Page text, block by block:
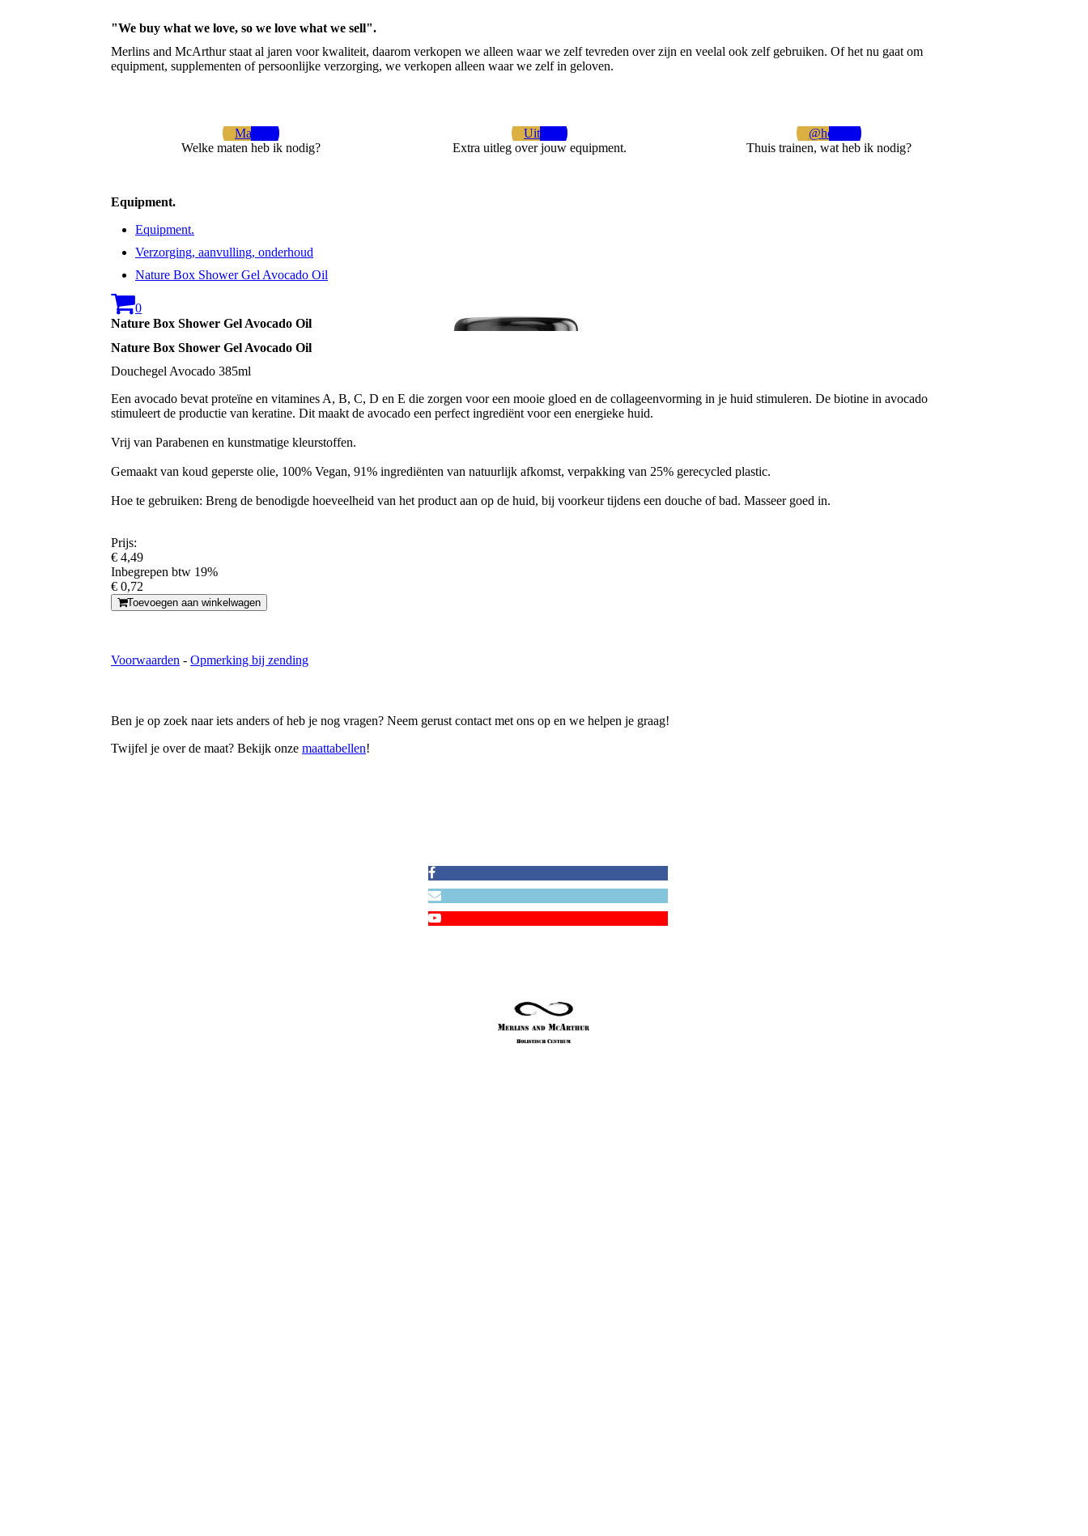
"We buy what we love, so we love what we sell".
Merlins and McArthur staat al jaren voor kwaliteit, daarom verkopen we alleen waar we zelf tevreden over zijn en veelal ook zelf gebruiken. Of het nu gaat om
equipment, supplementen of persoonlijke verzorging, we verkopen alleen waar we zelf in geloven.
Maten
Welke maten heb ik nodig?
Uitleg
Extra uitleg over jouw equipment.
@home
Thuis trainen, wat heb ik nodig?
Equipment.
Equipment.
Verzorging, aanvulling, onderhoud
Nature Box Shower Gel Avocado Oil
0
Nature Box Shower Gel Avocado Oil
Nature Box Shower Gel Avocado Oil
Douchegel Avocado 385ml
Een avocado bevat proteïne en vitamines A, B, C, D en E die zorgen voor een mooie gloed en de collageenvorming in je huid stimuleren. De biotine in avocado
stimuleert de productie van keratine. Dit maakt de avocado een perfect ingrediënt voor een energieke huid.
Vrij van Parabenen en kunstmatige kleurstoffen.
Gemaakt van koud geperste olie, 100% Vegan, 91% ingrediënten van natuurlijk afkomst, verpakking van 25% gerecycled plastic.
Hoe te gebruiken: Breng de benodigde hoeveelheid van het product aan op de huid, bij voorkeur tijdens een douche of bad. Masseer goed in.
Prijs:
€ 4,49
Inbegrepen btw 19%
€ 0,72
Toevoegen aan winkelwagen
Voorwaarden - Opmerking bij zending
Ben je op zoek naar iets anders of heb je nog vragen? Neem gerust contact met ons op en we helpen je graag!
Twijfel je over de maat? Bekijk onze maattabellen!